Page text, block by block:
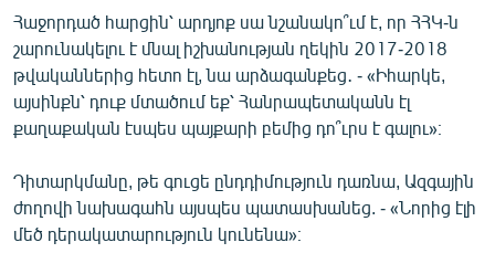
Հաջորդած հարցին՝ արդյոք սա նշանակո՞ւմ է, որ ՀՀԿ-ն
շարունակելու է մնալ իշխանության ղեկին 2017-2018
թվականներից հետո էլ, նա արձագանքեց․ - «Իհարկե,
այսինքն՝ դուք մտածում եք՝ Հանրապետականն էլ
քաղաքական էսպես պայքարի բեմից դո՞ւրս է գալու»։
Դիտարկմանը, թե գուցե ընդդիմություն դառնա, Ազգային
ժողովի նախագահն այսպես պատասխանեց. - «Նորից էլի
մեծ դերակատարություն կունենա»։